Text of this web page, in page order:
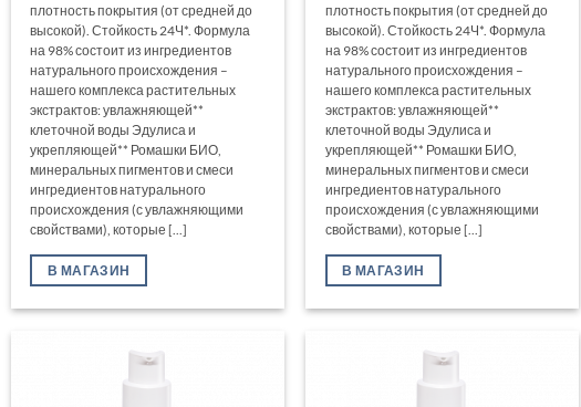
плотность покрытия (от средней до
высокой). Стойкость 24Ч*. Формула
на 98% состоит из ингредиентов
натурального происхождения –
нашего комплекса растительных
экстрактов: увлажняющей**
клеточной воды Эдулиса и
укрепляющей** Ромашки БИО,
минеральных пигментов и смеси
ингредиентов натурального
происхождения (с увлажняющими
свойствами), которые [...]
В МАГАЗИН
плотность покрытия (от средней до
высокой). Стойкость 24Ч*. Формула
на 98% состоит из ингредиентов
натурального происхождения –
нашего комплекса растительных
экстрактов: увлажняющей**
клеточной воды Эдулиса и
укрепляющей** Ромашки БИО,
минеральных пигментов и смеси
ингредиентов натурального
происхождения (с увлажняющими
свойствами), которые [...]
В МАГАЗИН